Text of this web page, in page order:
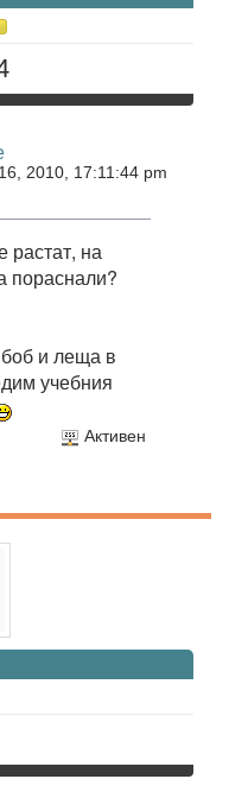
2010, 17:11:44 pm
растат, на
пораснали?
и леща в
учебния
Активен